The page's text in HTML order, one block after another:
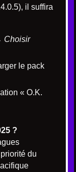
il suffira
Choisir
le pack
« O.K.
?
du